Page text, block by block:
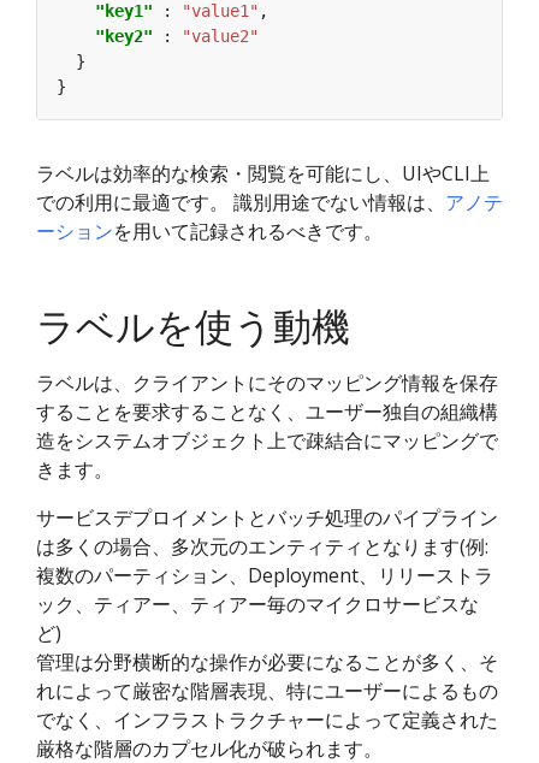
"key1" : "value1"
"key2" :
"value2"
ラベルは効率的な検索・閲覧を可能にし、UIやCLI上
での利用に最適です。 識別用途でない情報は、 アノテ
ーションを用いて記録されるべきです。
ラベルを使う動機
ラベルは、クライアントにそのマッピング情報を保存
することを要求することなく、ユーザー独自の組織構
造をシステムオブジェクト上で疎結合にマッピングで
きます。
サービスデプロイメントとバッチ処理のパイプライン
は多くの場合、多次元のエンティティとなります(例:
複数のパーティション、Deployment、リリーストラ
ック、ティアー、ティアー毎のマイクロサービスな
ど)
管理は分野横断的な操作が必要になることが多く、そ
れによって厳密な階層表現、特にユーザーによるもの
でなく、インフラストラクチャーによって定義された
厳格な階層のカプセル化が破られます。